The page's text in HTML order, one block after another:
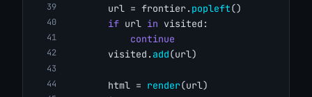
        url = frontier.
popleft()
if url in visited:
continue
        visited.
add(url)
        html =
render(url)